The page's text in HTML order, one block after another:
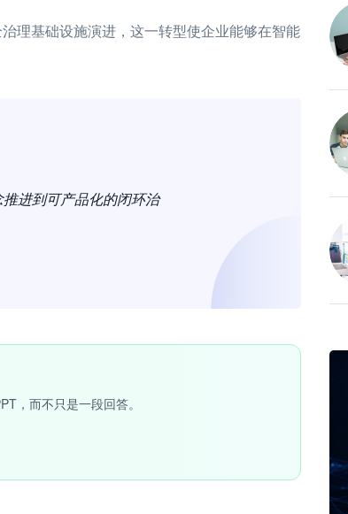
理基础设施演进，这一转型使企业能够在智能
进到可产品化的闭环治
，而不只是一段回答。